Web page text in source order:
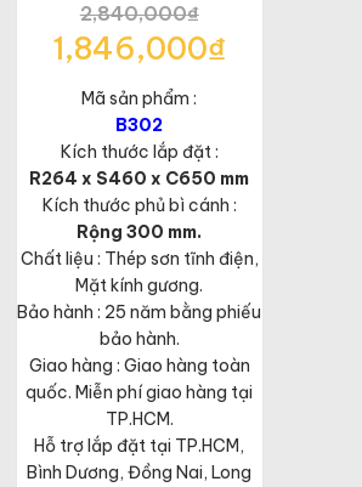
2,840,000₫
Giá
gốc
là:
2,840,000₫.
1,846,000₫
hiện
tại
là:
1,846,000₫.
Mã sản phẩm :
B302
Kích thước lắp đặt :
R264 x S460 x C650 mm
Kích thước phủ bì cánh :
Rộng 300 mm.
Chất liệu : Thép sơn tĩnh điện,
Mặt kính gương.
Bảo hành : 25 năm bằng phiếu
bảo hành.
Giao hàng : Giao hàng toàn
quốc. Miễn phí giao hàng tại
TP.HCM.
Hỗ trợ lắp đặt tại TP.HCM,
Bình Dương, Đồng Nai, Long